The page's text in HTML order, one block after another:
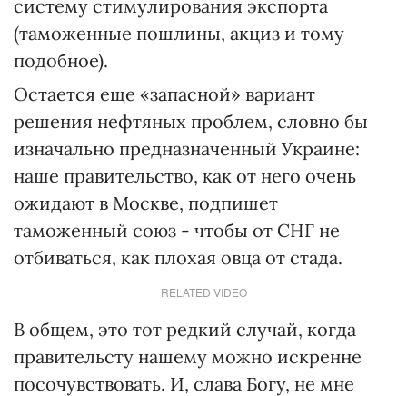
систему стимулирования экспорта
(таможенные пошлины, акциз и тому
подобное).
Остается еще «запасной» вариант
решения нефтяных проблем, словно бы
изначально предназначенный Украине:
наше правительство, как от него очень
ожидают в Москве, подпишет
таможенный союз - чтобы от СНГ не
отбиваться, как плохая овца от стада.
RELATED VIDEO
В общем, это тот редкий случай, когда
правительсту нашему можно искренне
посочувствовать. И, слава Богу, не мне